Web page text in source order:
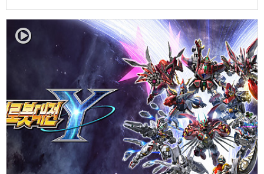
문 판매를 8월 5일(수)부터 시작한다고 발표했다.‘ELDEN RING 빛바랜 자
에디션’에는 ‘ELDEN R…